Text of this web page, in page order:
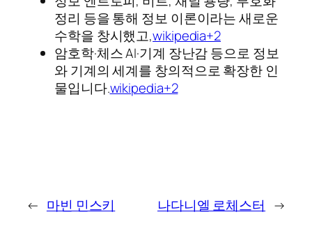
정리 등을 통해 정보 이론이라는 새로운
수학을 창시했고,wikipedia+2
암호학·체스 AI·기계 장난감 등으로 정보
와 기계의 세계를 창의적으로 확장한 인
물입니다.wikipedia+2
← 마빈 민스키 나다니엘 로체스터 →